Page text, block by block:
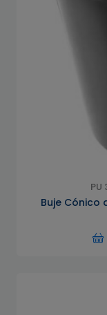
PU
Buje Cónico